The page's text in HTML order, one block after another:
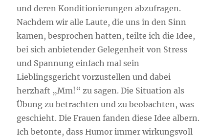
und deren Konditionierungen abzufragen.
Nachdem wir alle Laute, die uns in den Sinn
kamen, besprochen hatten, teilte ich die Idee,
bei sich anbietender Gelegenheit von Stress
und Spannung einfach mal sein
Lieblingsgericht vorzustellen und dabei
herzhaft „Mm!“ zu sagen. Die Situation als
Übung zu betrachten und zu beobachten, was
geschieht. Die Frauen fanden diese Idee albern.
Ich betonte, dass Humor immer wirkungsvoll